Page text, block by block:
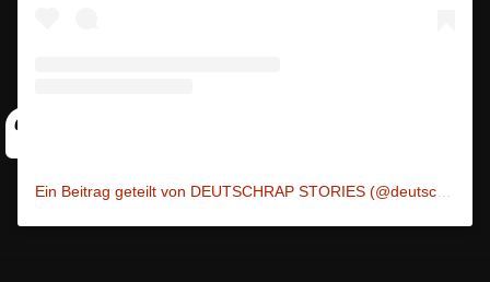
Ein Beitrag geteilt von DEUTSCHRAP STORIES (@deutschrap_stories)